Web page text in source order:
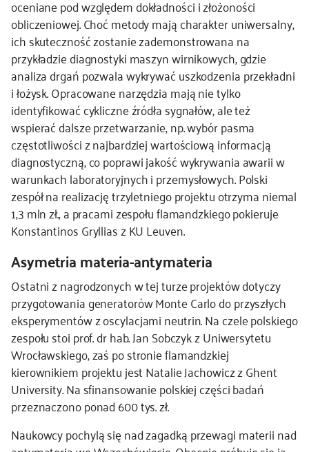
oceniane pod względem dokładności i złożoności
obliczeniowej. Choć metody mają charakter uniwersalny,
ich skuteczność zostanie zademonstrowana na
przykładzie diagnostyki maszyn wirnikowych, gdzie
analiza drgań pozwala wykrywać uszkodzenia przekładni
i łożysk. Opracowane narzędzia mają nie tylko
identyfikować cykliczne źródła sygnałów, ale też
wspierać dalsze przetwarzanie, np. wybór pasma
częstotliwości z najbardziej wartościową informacją
diagnostyczną, co poprawi jakość wykrywania awarii w
warunkach laboratoryjnych i przemysłowych. Polski
zespół na realizację trzyletniego projektu otrzyma niemal
1,3 mln zł., a pracami zespołu flamandzkiego pokieruje
Konstantinos Gryllias z KU Leuven.
Asymetria materia-antymateria
Ostatni z nagrodzonych w tej turze projektów dotyczy
przygotowania generatorów Monte Carlo do przyszłych
eksperymentów z oscylacjami neutrin. Na czele polskiego
zespołu stoi prof. dr hab. Jan Sobczyk z Uniwersytetu
Wrocławskiego, zaś po stronie flamandzkiej
kierownikiem projektu jest Natalie Jachowicz z Ghent
University. Na sfinansowanie polskiej części badań
przeznaczono ponad 600 tys. zł.
Naukowcy pochylą się nad zagadką przewagi materii nad